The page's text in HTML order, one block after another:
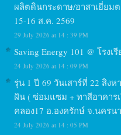
ผลิตดินกระดาษ/อาสาเยี่ยม
15-16 ส.ค. 2569
29 July 2026 at 14 : 39 PM
Saving Energy 101 @ โรง
24 July 2026 at 14 : 09 PM
รุ่น 1 ปี 69 วันเสาร์ที่ 22 สิง
ฝัน ( ซ่อมแซม + ทาสีอาคาร
คลอง17 อ.องครักษ์ จ.นครน
24 July 2026 at 14 : 05 PM